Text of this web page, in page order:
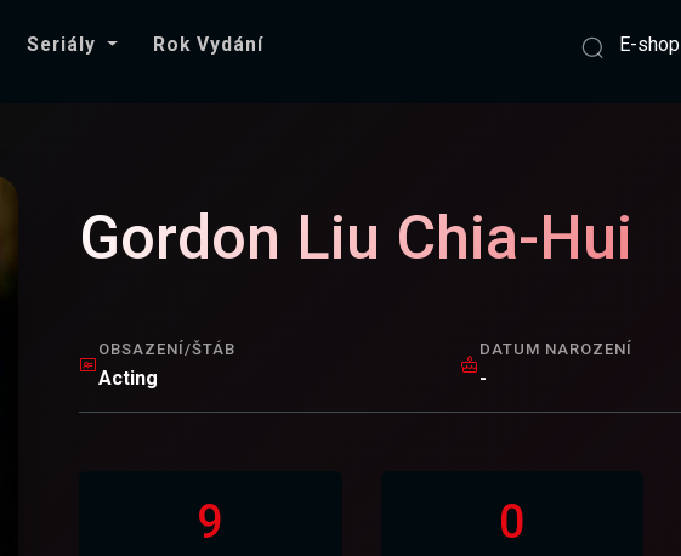
Seriály Rok Vydání E-shop
Gordon Liu Chia-Hui
OBSAZENÍ/ŠTÁB
Acting
DATUM NAROZENÍ
-
9 0